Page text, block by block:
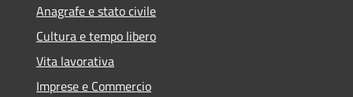
Anagrafe e stato civile
Cultura e tempo libero
Vita lavorativa
Imprese e Commercio